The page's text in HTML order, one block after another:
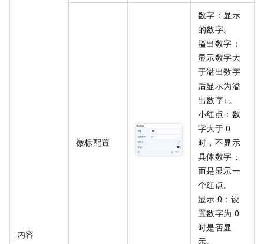
内容
徽标配置
数字：显示
的数字。
溢出数字：
显示数字大
于溢出数字
后显示为溢
出数字+。
小红点：数
字大于 0
时，不显示
具体数字，
而是显示一
个红点。
显示 0：设
置数字为 0
时是否显
示。